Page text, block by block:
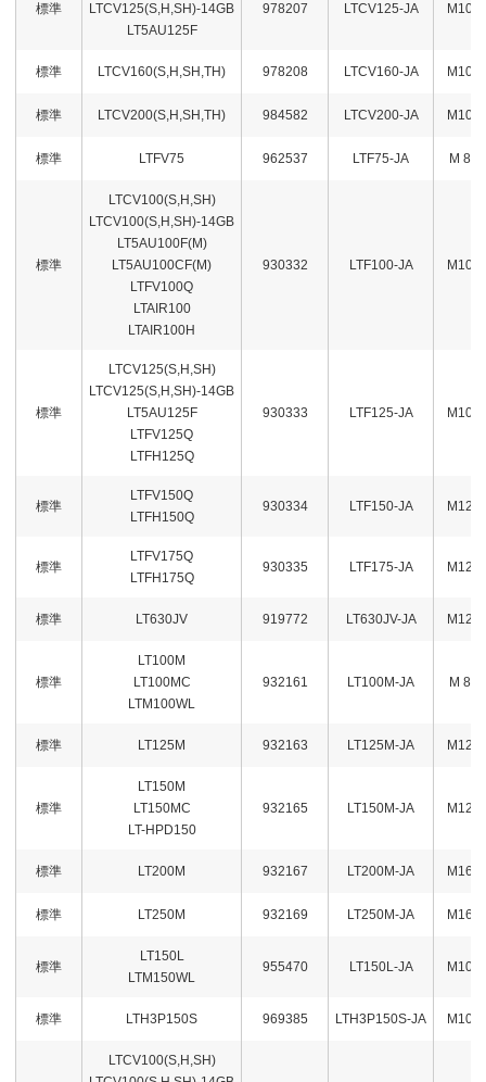
標準
LTCV125(S,H,SH)-14GB
LT5AU125F
978207 LTCV125-JA M10
標準 LTCV160(S,H,SH,TH) 978208 LTCV160-JA M10
標準 LTCV200(S,H,SH,TH) 984582 LTCV200-JA M10
標準 LTFV75 962537 LTF75-JA M 8
標準
LTCV100(S,H,SH)
LTCV100(S,H,SH)-14GB
LT5AU100F(M)
LT5AU100CF(M)
LTFV100Q
LTAIR100
LTAIR100H
930332 LTF100-JA M10
標準
LTCV125(S,H,SH)
LTCV125(S,H,SH)-14GB
LT5AU125F
LTFV125Q
LTFH125Q
930333 LTF125-JA M10
標準
LTFV150Q
LTFH150Q
930334 LTF150-JA M12
標準
LTFV175Q
LTFH175Q
930335 LTF175-JA M12
標準 LT630JV 919772 LT630JV-JA M12
標準
LT100M
LT100MC
LTM100WL
932161 LT100M-JA M 8
標準 LT125M 932163 LT125M-JA M12
標準
LT150M
LT150MC
LT-HPD150
932165 LT150M-JA M12
標準 LT200M 932167 LT200M-JA M16
標準 LT250M 932169 LT250M-JA M16
標準
LT150L
LTM150WL
955470 LT150L-JA M10
標準 LTH3P150S 969385 LTH3P150S-JA M10
LTCV100(S,H,SH)